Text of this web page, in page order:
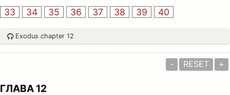
33
34 35 36 37 38 39 40
Exodus chapter 12
- RESET +
ГЛАВА 12